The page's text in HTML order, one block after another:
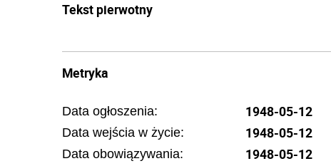
Tekst pierwotny
Metryka
Data ogłoszenia: 1948-05-12
Data wejścia w życie: 1948-05-12
Data obowiązywania: 1948-05-12